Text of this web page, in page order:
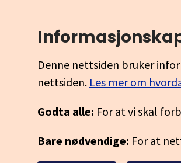
Denne nettsiden bruker
nettsiden. Les mer om
Godta alle: For at vi skal
Bare nødvendige: For at